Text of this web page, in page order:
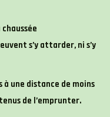
s’y attarder, ni s’y
à une distance de moins
de l’emprunter.